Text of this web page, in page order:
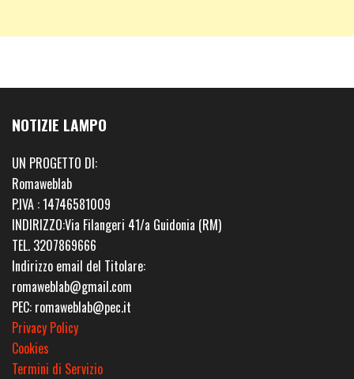
NOTIZIE LAMPO
UN PROGETTO DI:
Romaweblab
P.IVA : 14746581009
INDIRIZZO:Via Filangeri 41/a Guidonia (RM)
TEL. 3207869666
Indirizzo email del Titolare:
romaweblab@gmail.com
PEC: romaweblab@pec.it
Privacy Policy
Cookies
Termini di Servizio